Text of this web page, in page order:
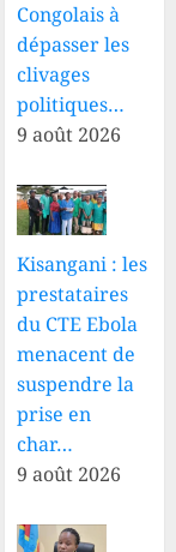
Congolais à
dépasser les
clivages
politiques…
9 août 2026
Kisangani : les
prestataires
du CTE Ebola
menacent de
suspendre la
prise en
char…
9 août 2026